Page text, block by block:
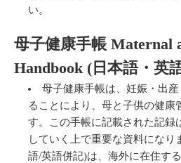
い。
母子健康手帳 Maternal
Handbook (日本語・英
母子健康手帳は、妊娠・出
ることにより、母と子供の健康
す。この手帳に記載された記録
していく上で重要な資料になり
語/英語併記)は、海外に在住す